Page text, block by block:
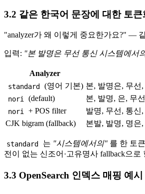
3.2 같은 한국어 문장에 대한 토큰
"analyzer가 왜 이렇게 중요한가요?" —
입력: "본 발명은 무선 통신 시스템에서
Analyzer
standard (영어 기본) 본, 발명은, 무선
nori (default) 본, 발명, 은, 무
nori + POS filter
발명, 무선, 통신
CJK bigram (fallback)
본발, 발명, 명은
standard 는 "시스템에서의" 를 한 토
전이 없는 신조어·고유명사 fallback으
3.3 OpenSearch 인덱스 매핑 예